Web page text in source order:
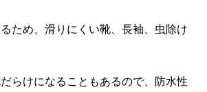
ため、滑りにくい靴、長袖、虫除け
らけになることもあるので、防水性